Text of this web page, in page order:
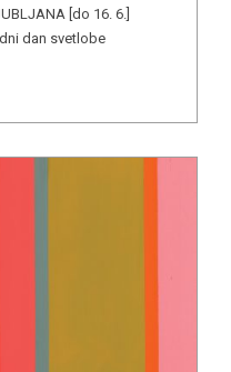
[do 16. 6.]
dan svetlobe